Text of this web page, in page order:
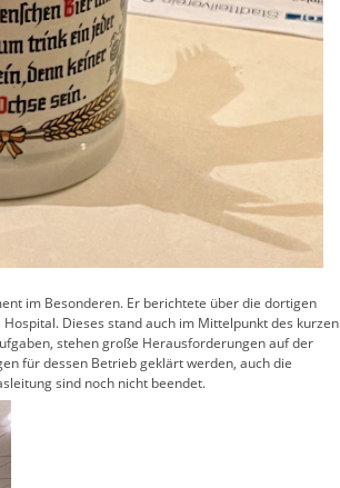
im Besonderen. Er berichtete über die dortigen
Dieses stand auch im Mittelpunkt des kurzen
stehen große Herausforderungen auf der
für dessen Betrieb geklärt werden, auch die
sind noch nicht beendet.